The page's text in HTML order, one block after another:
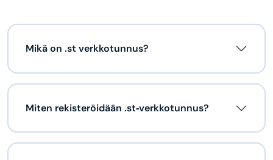
Mikä on .st verkkotunnus?
Miten rekisteröidään .st‑verkkotunnus?